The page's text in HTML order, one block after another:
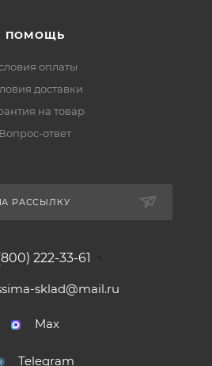
ПОМОЩЬ
оплаты
доставки
на товар
Вопрос-ответ
РАССЫЛКУ
222-33-61
sklad@mail.ru
Max
Telegram